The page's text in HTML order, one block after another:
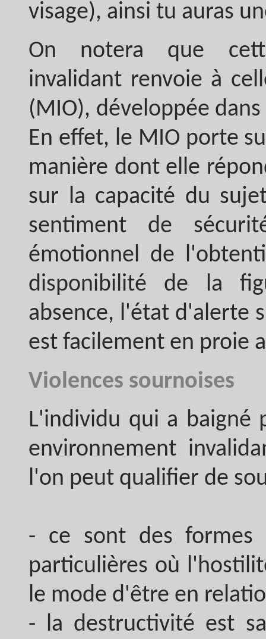
visage), ainsi tu auras
On notera que
invalidant renvoie à
(MIO), développée
En effet, le MIO porte
manière dont elle
sur la capacité du
sentiment de
émotionnel de
disponibilité de la
absence, l'état d'alerte
est facilement en proie
Violences sournoises
L'individu qui a baigné
environnement
l'on peut qualifier de
- ce sont des formes
particulières où
le mode d'être en
- la destructivité est